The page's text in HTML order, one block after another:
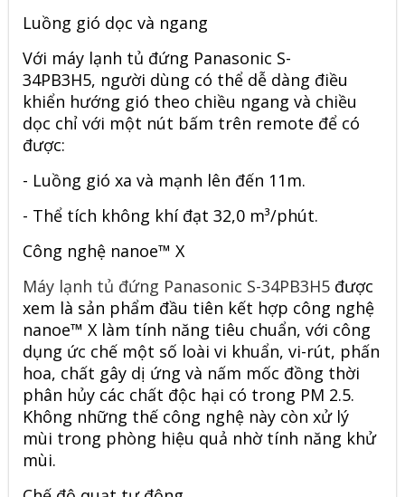
Luồng gió dọc và ngang
Với máy lạnh tủ đứng Panasonic S-
34PB3H5, người dùng có thể dễ dàng điều
khiển hướng gió theo chiều ngang và chiều
dọc chỉ với một nút bấm trên remote để có
được:
- Luồng gió xa và mạnh lên đến 11m.
- Thể tích không khí đạt 32,0 m³/phút.
Công nghệ nanoe™ X
Máy lạnh tủ đứng Panasonic S-34PB3H5 được
xem là sản phẩm đầu tiên kết hợp công nghệ
nanoe™ X làm tính năng tiêu chuẩn, với công
dụng ức chế một số loài vi khuẩn, vi-rút, phấn
hoa, chất gây dị ứng và nấm mốc đồng thời
phân hủy các chất độc hại có trong PM 2.5.
Không những thế công nghệ này còn xử lý
mùi trong phòng hiệu quả nhờ tính năng khử
mùi.